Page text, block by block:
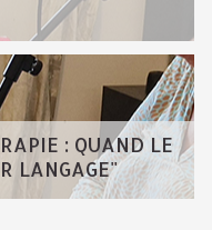
: QUAND LE
LANGAGE"